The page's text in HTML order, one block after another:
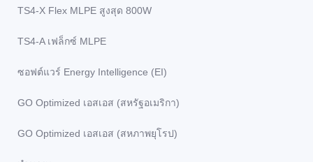
TS4-X Flex MLPE สูงสุด 800W
TS4-A เฟล็กซ์ MLPE
ซอฟต์แวร์ Energy Intelligence (EI)
GO Optimized เอสเอส (สหรัฐอเมริกา)
GO Optimized เอสเอส (สหภาพยุโรป)